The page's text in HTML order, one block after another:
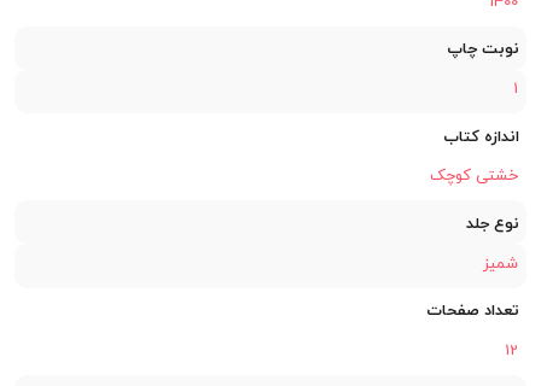
نوبت چاپ
1
اندازه کتاب
خشتی کوچک
نوع جلد
شمیز
تعداد صفحات
12